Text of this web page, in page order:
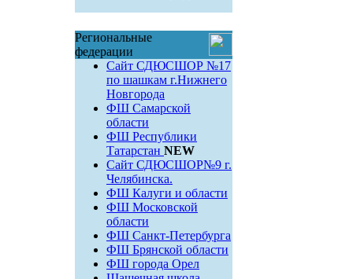
Региональные
федерации
Сайт СДЮСШОР №17
по шашкам г.Нижнего
Новгорода
ФШ Самарской
области
ФШ Республики
Татарстан NEW
Сайт СДЮСШОР№9 г.
Челябинска.
ФШ Калуги и области
ФШ Московской
области
ФШ Санкт-Петербурга
ФШ Брянской области
ФШ города Орел